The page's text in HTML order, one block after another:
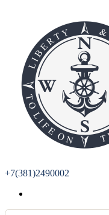
+7(381)2490002